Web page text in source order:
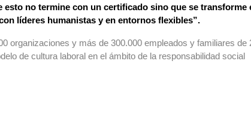
esto no termine con un certificado sino que se
líderes humanistas y en entornos flexibles”.
organizaciones y más de 300.000 empleados y familiares
de cultura laboral en el ámbito de la responsabilidad social